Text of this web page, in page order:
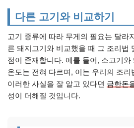
다른 고기와 비교하기
고기 종류에 따라 무게의 필요는 달라
른 돼지고기와 비교했을 때 그 조리법
점이 존재합니다. 예를 들어, 소고기
온도는 전혀 다르며, 이는 우리의 조
이러한 사실을 잘 알고 있다면 금한돈
성이 더해질 것입니다.